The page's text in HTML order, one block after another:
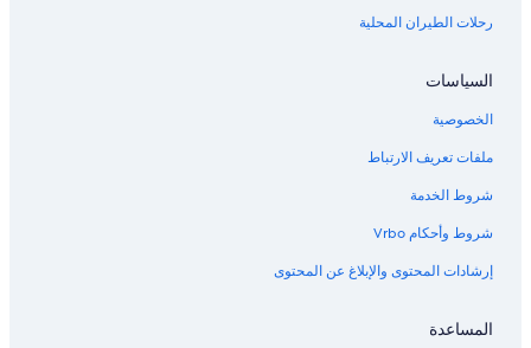
رحلات الطيران المحلية
السياسات
الخصوصية
ملفات تعريف الارتباط
شروط الخدمة
شروط وأحكام Vrbo
إرشادات المحتوى والإبلاغ عن المحتوى
المساعدة